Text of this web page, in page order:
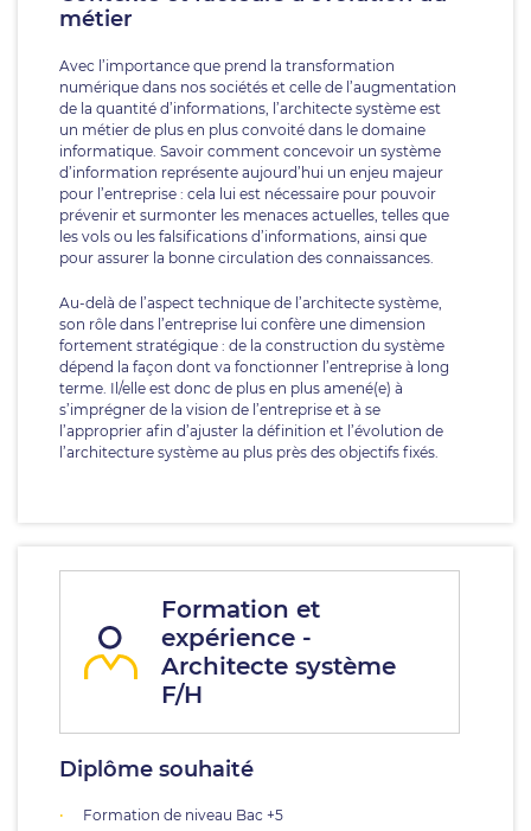
métier
Avec l’importance que prend la transformation
numérique dans nos sociétés et celle de l’augmentation
de la quantité d’informations, l’architecte système est
un métier de plus en plus convoité dans le domaine
informatique. Savoir comment concevoir un système
d’information représente aujourd’hui un enjeu majeur
pour l’entreprise : cela lui est nécessaire pour pouvoir
prévenir et surmonter les menaces actuelles, telles que
les vols ou les falsifications d’informations, ainsi que
pour assurer la bonne circulation des connaissances.
Au-delà de l’aspect technique de l’architecte système,
son rôle dans l’entreprise lui confère une dimension
fortement stratégique : de la construction du système
dépend la façon dont va fonctionner l’entreprise à long
terme. Il/elle est donc de plus en plus amené(e) à
s’imprégner de la vision de l’entreprise et à se
l’approprier afin d’ajuster la définition et l’évolution de
l’architecture système au plus près des objectifs fixés.
Formation et
expérience -
Architecte système
F/H
Diplôme souhaité
Formation de niveau Bac +5